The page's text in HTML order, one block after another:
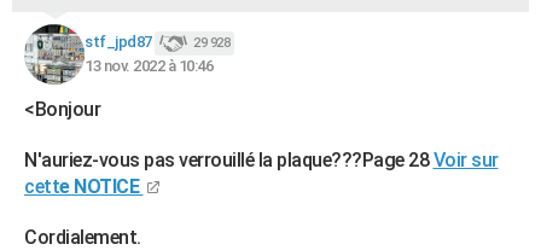
Dictionnaire
Biographies
Citations
Expressions
Proverbes
PROGRAMME TV
COPAINS D'AVANT
S'inscrire
Se connecter
Lycées
Collèges
Primaires
Universités
Entreprises
Service militaire
Avis de recherche
FORUM
stf_jpd87 29 928
13 nov. 2022 à 10:46
<Bonjour
N'auriez-vous pas verrouillé la plaque???Page 28Voir sur
cette NOTICE
Cordialement.